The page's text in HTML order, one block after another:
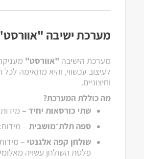
מערכת ישיבה
מערכת הישיבה "אוורסט"
לעיצוב עכשווי, והיא מתאימה לכל
וחיצוניים.
מה כוללת המערכת?
שתי כורסאות יחיד – מידות: אורך 75 ס"מ,
ספה תלת־מושבית – מידות: אורך 194 ס"מ,
שולחן קפה אלגנטי – מידות: אורך 120 ס"מ,
פלטת השולחן עשויה